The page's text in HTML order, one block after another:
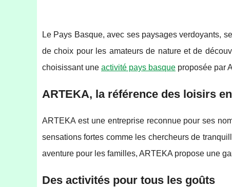
Le Pays Basque, avec ses paysages verdoyants,
de choix pour les amateurs de nature et de
choisissant une activité pays basque proposée par
ARTEKA, la référence des loisirs
ARTEKA est une entreprise reconnue pour ses
sensations fortes comme les chercheurs de
aventure pour les familles, ARTEKA propose une
Des activités pour tous les goûts